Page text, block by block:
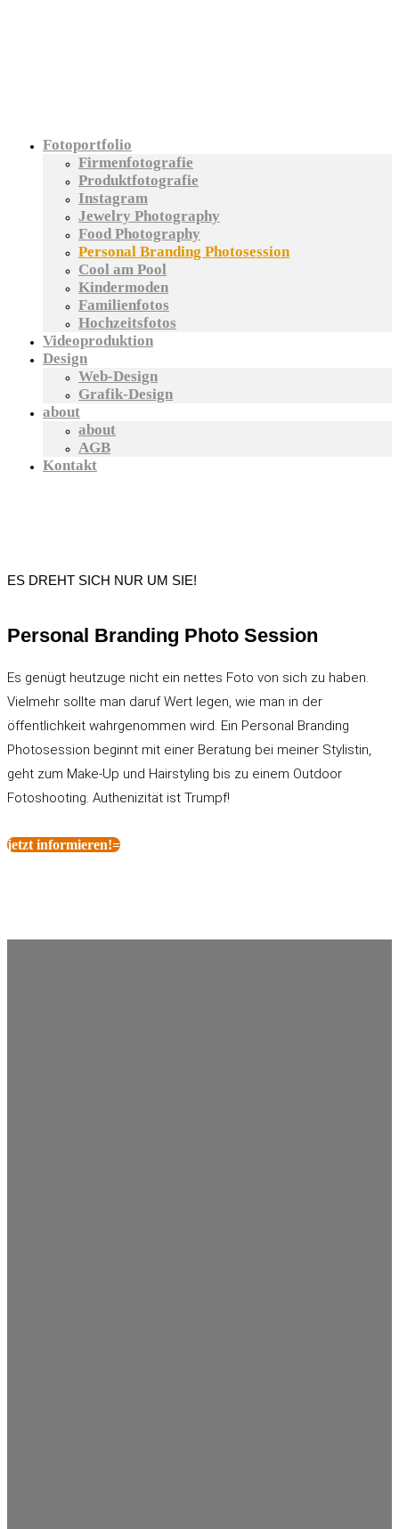
Fotoportfolio
Firmenfotografie
Produktfotografie
Instagram
Jewelry Photography
Food Photography
Personal Branding Photosession
Cool am Pool
Kindermoden
Familienfotos
Hochzeitsfotos
Videoproduktion
Design
Web-Design
Grafik-Design
about
about
AGB
Kontakt
ES DREHT SICH NUR UM SIE!
Personal Branding Photo Session
Es genügt heutzuge nicht ein nettes Foto von sich zu haben.
Vielmehr sollte man daruf Wert legen, wie man in der
öffentlichkeit wahrgenommen wird. Ein Personal Branding
Photosession beginnt mit einer Beratung bei meiner Stylistin,
geht zum Make-Up und Hairstyling bis zu einem Outdoor
Fotoshooting. Authenizität ist Trumpf!
jetzt informieren!